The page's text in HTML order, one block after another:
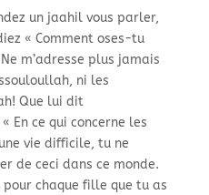
un jaahil vous parler,
« Comment oses-tu
Ne m’adresse plus jamais
ni les
Que lui dit
En ce qui concerne les
vie difficile, tu ne
de ceci dans ce monde.
chaque fille que tu as